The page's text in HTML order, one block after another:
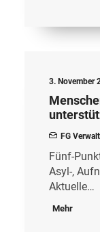
3. November
FG
Fünf-
Asyl-,
Aktuelle…
Mehr